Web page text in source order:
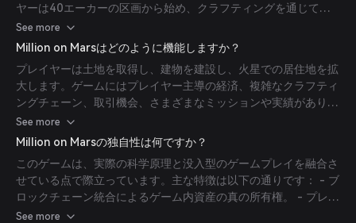
ヤーは40エーカーの区画から始め、クラフティングを通じて火
星での経済的自立を目指します。ゲームは実際の科学と工学を重
視し、プレイヤー主導の経済と複雑なクラフティングチェーンを
See more
Million on Marsはどのように機能しますか？
プレイヤーは土地を取得し、建物を建設し、火星での居住地を拡
大します。ゲームにはプレイヤー主導の経済、複雑なクラフティ
ングチェーン、取引機会、さまざまなミッションや実績がありま
す。ゲーム内資産の真の所有権を保証するためにブロックチェー
ン技術を統合しています。
See more
Million on Marsの独自性は何ですか？
このゲームは、実際の科学原理と没入型のゲームプレイを融合さ
せている点で際立っています。主な特徴は以下の通りです： - ブ
ロックチェーン統合によるゲーム内資産の真の所有権。 - プレイ
ヤーの行動が具体的な影響を及ぼすプレイヤー主導の経済。 - 現
See more